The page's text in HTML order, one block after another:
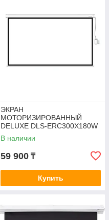
ЭКРАН
МОТОРИЗИРОВАННЫЙ
DELUXE DLS-ERC300X180W
В наличии
59 900 ₸
Купить